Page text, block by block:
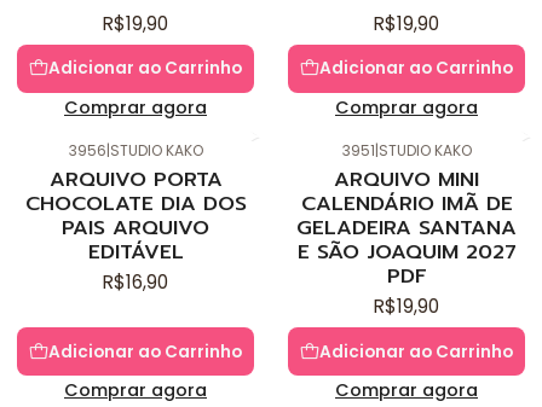
R$19,90
Adicionar ao Carrinho
Comprar agora
R$19,90
Adicionar ao Carrinho
Comprar agora
3956|STUDIO KAKO
ARQUIVO PORTA
CHOCOLATE DIA DOS
PAIS ARQUIVO
EDITÁVEL
R$16,90
Adicionar ao Carrinho
Comprar agora
3951|STUDIO KAKO
ARQUIVO MINI
CALENDÁRIO IMÃ DE
GELADEIRA SANTANA
E SÃO JOAQUIM 2027
PDF
R$19,90
Adicionar ao Carrinho
Comprar agora